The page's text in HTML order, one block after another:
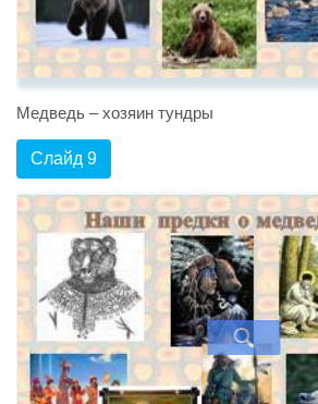
Медведь – хозяин тундры
Слайд 9